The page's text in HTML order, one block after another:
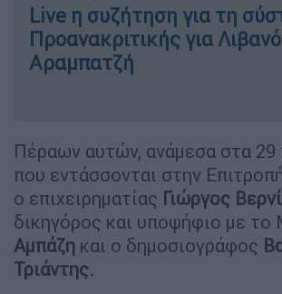
Live η συζήτηση για τη
Προανακριτικής για
Αραμπατζή
Πέραων αυτών, ανάμεσα στα
που εντάσσονται στην
ο επιχειρηματίας Γιώργος
δικηγόρος και υποψήφιο με
Αμπάζη και ο δημοσιογράφος
Τριάντης.